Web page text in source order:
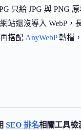
只給 JPG 與 PNG
站還沒導入 WebP，
搭配 AnyWebP轉檔
SEO 排名相關工具檢